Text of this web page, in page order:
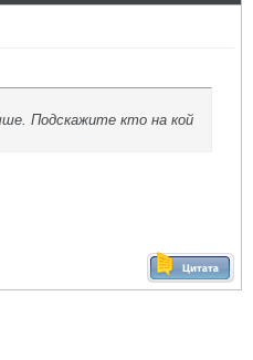
Подскажите кто на кой